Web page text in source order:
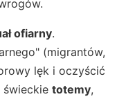
ofiarny.
(migrantów,
lęk i oczyścić
świeckie totemy,